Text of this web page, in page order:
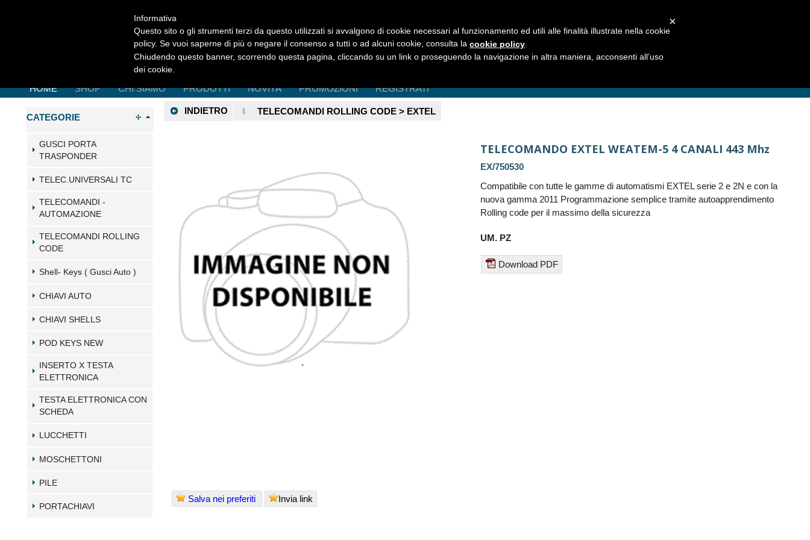
HOME SHOP CHI SIAMO PRODOTTI NOVITÀ PROMOZIONI REGISTRATI
CATEGORIE
GUSCI PORTA
TRASPONDER
TELEC.UNIVERSALI TC
TELECOMANDI -
AUTOMAZIONE
TELECOMANDI ROLLING
CODE
Shell- Keys ( Gusci Auto )
CHIAVI AUTO
CHIAVI SHELLS
POD KEYS NEW
INSERTO X TESTA
ELETTRONICA
TESTA ELETTRONICA CON
SCHEDA
LUCCHETTI
MOSCHETTONI
PILE
PORTACHIAVI
INDIETRO TELECOMANDI ROLLING CODE > EXTEL
TELECOMANDO EXTEL WEATEM-5 4 CANALI 443 Mhz
EX/750530
Compatibile con tutte le gamme di automatismi EXTEL serie 2 e 2N e con la
nuova gamma 2011 Programmazione semplice tramite autoapprendimento
Rolling code per il massimo della sicurezza
UM. PZ
Download PDF
Salva nei preferiti Invia link
×
Informativa
Questo sito o gli strumenti terzi da questo utilizzati si avvalgono di cookie necessari al funzionamento ed utili alle finalità illustrate nella cookie
policy. Se vuoi saperne di più o negare il consenso a tutti o ad alcuni cookie, consulta la cookie policy
Chiudendo questo banner, scorrendo questa pagina, cliccando su un link o proseguendo la navigazione in altra maniera, acconsenti all’uso
dei cookie.